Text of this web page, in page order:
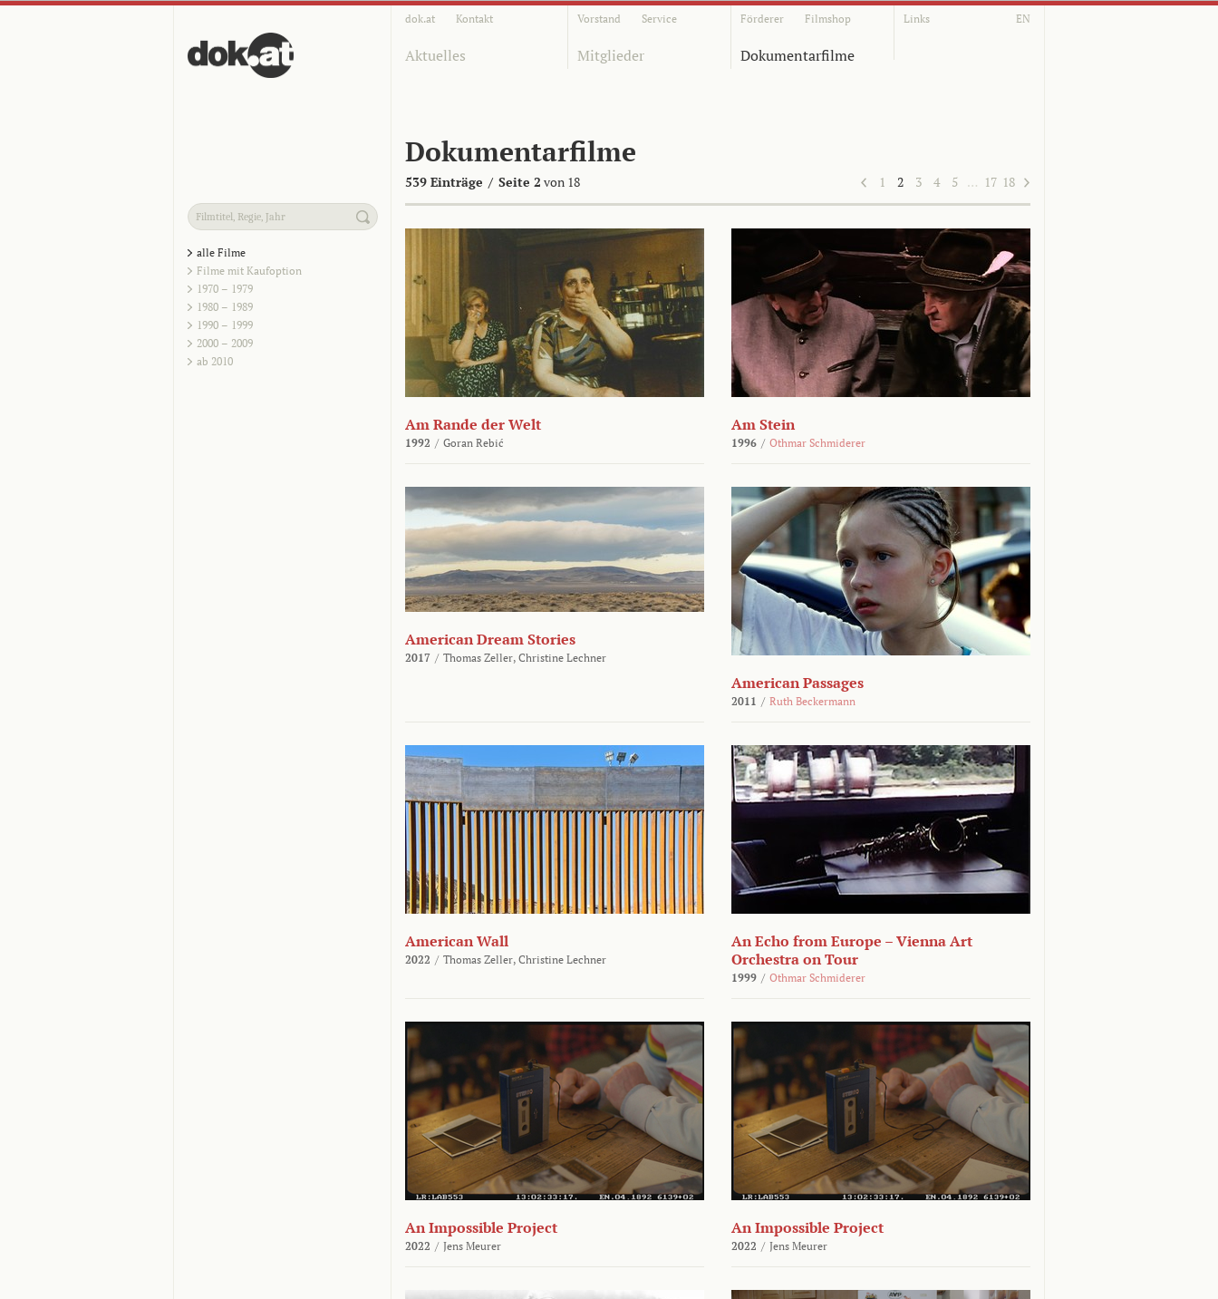
dok.at Kontakt Vorstand Service Förderer Filmshop Links EN
Aktuelles Mitglieder Dokumentarfilme
Dokumentarfilme
539 Einträge / Seite 2 von 18 1 2 3 4 5 … 17 18
alle Filme
Filme mit Kaufoption
1970 – 1979
1980 – 1989
1990 – 1999
2000 – 2009
ab 2010
Am Rande der Welt
1992 / Goran Rebić
Am Stein
1996 / Othmar Schmiderer
American Dream Stories
2017 / Thomas Zeller, Christine Lechner
American Passages
2011 / Ruth Beckermann
American Wall
2022 / Thomas Zeller, Christine Lechner
An Echo from Europe – Vienna Art
Orchestra on Tour
1999 / Othmar Schmiderer
An Impossible Project
2022 / Jens Meurer
An Impossible Project
2022 / Jens Meurer